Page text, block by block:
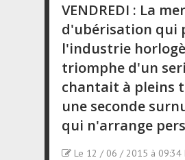
VENDREDI : La
d'ubérisation qui
l'industrie
triomphe d'un
chantait à pleins
une seconde
qui n'arrange
Le 12 / 06 / 2015 à 09:34